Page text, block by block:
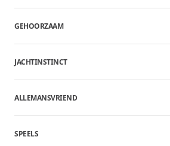
GEHOORZAAM
JACHTINSTINCT
ALLEMANSVRIEND
SPEELS